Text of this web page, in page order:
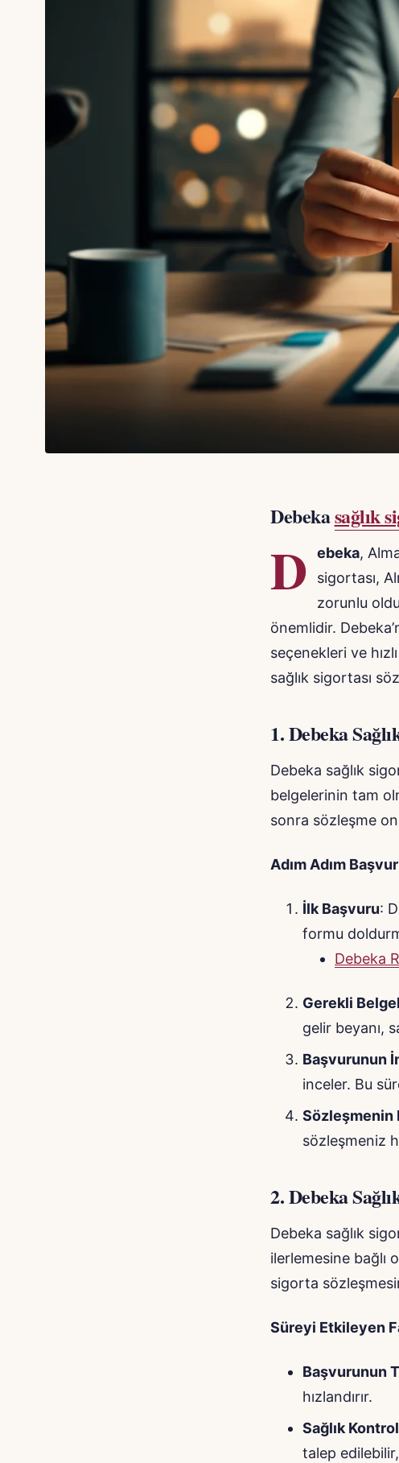
Debekasağlık
D ebeka,
sigortası,
zorunlu
önemlidir.
seçenekleri ve
sağlık sigortası
1.Debeka
Debeka sağlık
belgelerinin tam
sonra sözleşme
Adım Adım
İlk Başvuru:
formu
Debeka
Gerekli
gelir beyanı,
Başvurunun
inceler. Bu
Sözleşmenin
sözleşmeniz
2.Debeka
Debeka sağlık
ilerlemesine bağlı
sigorta
Süreyi Etkileyen
Başvurunun
hızlandırır.
Sağlık
talep